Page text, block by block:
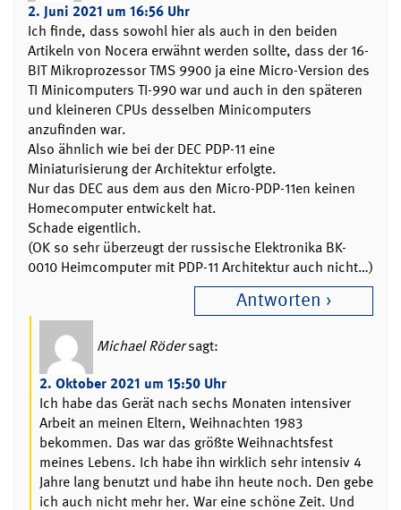
2. Juni 2021 um 16:56 Uhr
Ich finde, dass sowohl hier als auch in den beiden
Artikeln von Nocera erwähnt werden sollte, dass der 16-
BIT Mikroprozessor TMS 9900 ja eine Micro-Version des
TI Minicomputers TI-990 war und auch in den späteren
und kleineren CPUs desselben Minicomputers
anzufinden war.
Also ähnlich wie bei der DEC PDP-11 eine
Miniaturisierung der Architektur erfolgte.
Nur das DEC aus dem aus den Micro-PDP-11en keinen
Homecomputer entwickelt hat.
Schade eigentlich.
(OK so sehr überzeugt der russische Elektronika BK-
0010 Heimcomputer mit PDP-11 Architektur auch nicht…)
Antworten
Michael Röder sagt:
2. Oktober 2021 um 15:50 Uhr
Ich habe das Gerät nach sechs Monaten intensiver
Arbeit an meinen Eltern, Weihnachten 1983
bekommen. Das war das größte Weihnachtsfest
meines Lebens. Ich habe ihn wirklich sehr intensiv 4
Jahre lang benutzt und habe ihn heute noch. Den gebe
ich auch nicht mehr her. War eine schöne Zeit. Und